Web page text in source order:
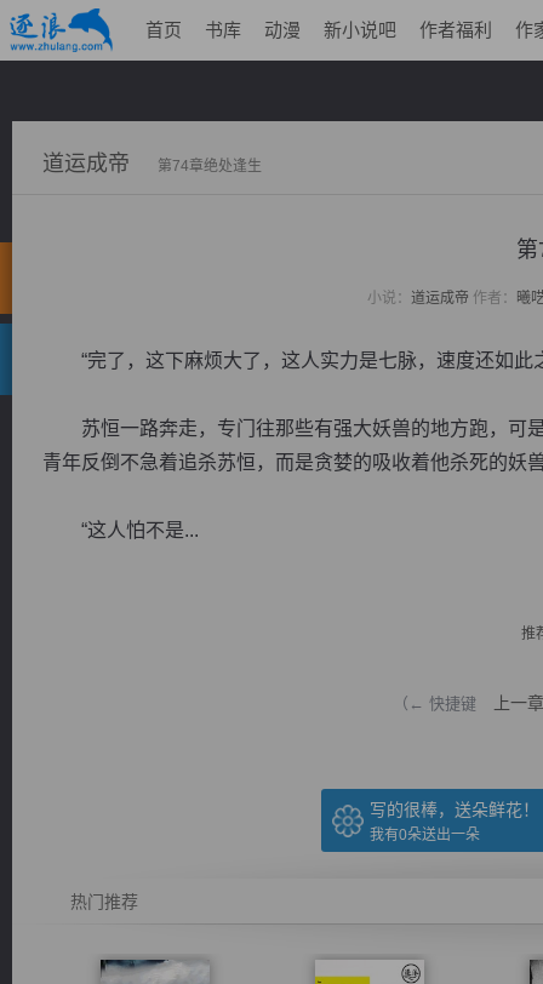
首页 书库 动漫 新小说吧 作者福利 作
道运成帝 第74章绝处逢生
小说： 道运成帝 作者： 曦
“完了，这下麻烦大了，这人实力是七脉，速度还如此
苏恒一路奔走，专门往那些有强大妖兽的地方跑，可
青年反倒不急着追杀苏恒，而是贪婪的吸收着他杀死的妖
“这人怕不是...
推
（← 快捷键 上一章
写的很棒，送朵鲜花！
我有0朵送出一朵
热门推荐